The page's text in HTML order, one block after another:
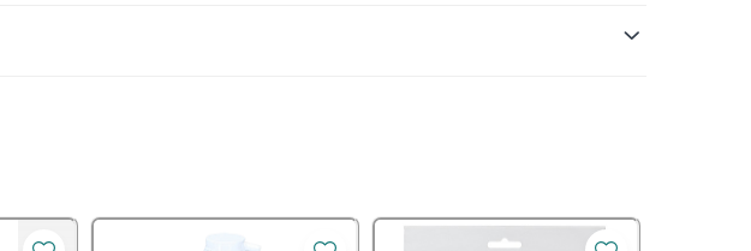
tipuri de pete precum cafeaua, ceaiul sau vinul.
din apa dura se pot acumula pe diverse suprafete din baie si din